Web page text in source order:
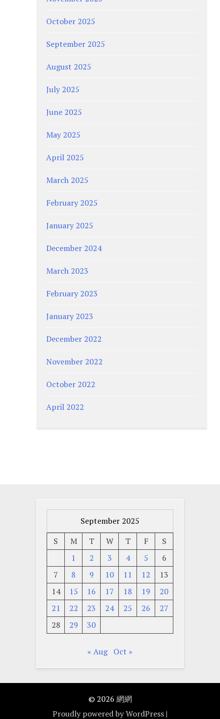
October 2025
September 2025
August 2025
July 2025
June 2025
May 2025
April 2025
March 2025
February 2025
January 2025
December 2024
March 2023
February 2023
January 2023
December 2022
November 2022
October 2022
April 2022
September 2025
S
M T W T F
S
1
2 3 4 5
6
7
8 9 10 11 12
13
14
15 16 17 18 19
20
21
22 23 24 25 26
27
28
29 30
« Aug Oct »
© 2026 網網
Proudly powered by WordPress |